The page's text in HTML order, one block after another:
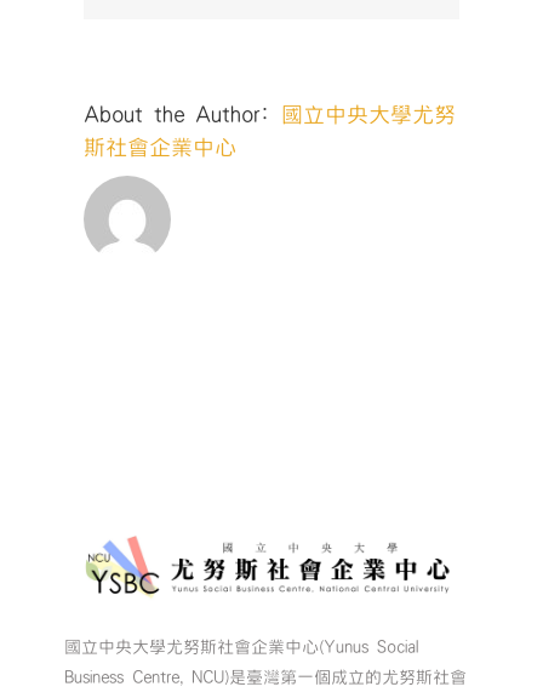
About the Author:
國立中央大學尤努
斯社會企業中心
國立中央大學尤努斯社會企業中心(Yunus Social
Business Centre, NCU)是臺灣第一個成立的尤努斯社會